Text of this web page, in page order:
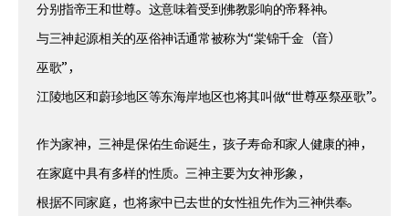
分别指帝王和世尊。这意味着受到佛教影响的帝释神。
与三神起源相关的巫俗神话通常被称为“棠锦千金（音）
巫歌”，
江陵地区和蔚珍地区等东海岸地区也将其叫做“世尊巫祭巫歌”。
作为家神，三神是保佑生命诞生，孩子寿命和家人健康的神，
在家庭中具有多样的性质。三神主要为女神形象，
根据不同家庭，也将家中已去世的女性祖先作为三神供奉。